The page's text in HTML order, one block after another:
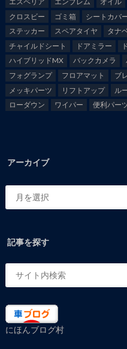
クロスビー
ゴミ箱 シートカバ
ステッカー
スペアタイヤ タナ
チャイルドシート
ドアミラー
ハイブリッドMX
バックカメラ
フォグランプ
フロアマット ブ
メッキパーツ
リフトアップ ル
ローダウン
ワイパー 便利パー
アーカイブ
記事を探す
にほんブログ村